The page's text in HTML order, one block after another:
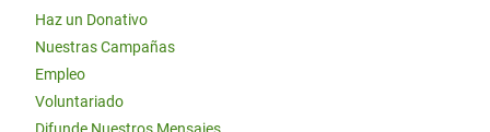
Haz un Donativo
Nuestras Campañas
Empleo
Voluntariado